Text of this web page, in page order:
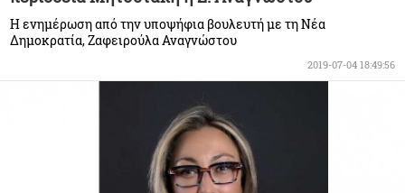
Η ενημέρωση από την υποψήφια βουλευτή με τη Νέα
Δημοκρατία, Ζαφειρούλα Αναγνώστου
2019-07-04 18:49:56